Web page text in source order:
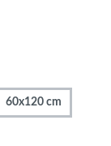
60x120 cm